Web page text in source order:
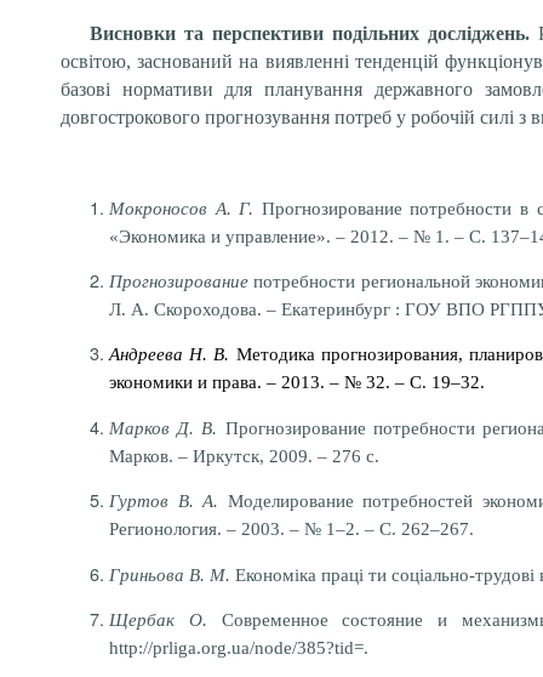
Висновки та перспективи подільних досліджень.
освітою, заснований на виявленні тенденцій
базові нормативи для планування державного
довгострокового прогнозування потреб у робочій силі
Мокроносов А. Г. Прогнозирование потребности
«Экономика и управление». – 2012. – № 1. – С.
Прогнозирование потребности региональной
Л. А. Скороходова. – Екатеринбург : ГОУ ВПО
Андреева Н. В. Методика прогнозирования,
экономики и права. – 2013. – № 32. – С. 19–32.
Марков Д. В. Прогнозирование потребности
Марков. – Иркутск, 2009. – 276 с.
Гуртов В. А. Моделирование потребностей
Регионология. – 2003. – № 1–2. – С. 262–267.
Гриньова В. М. Економіка праці ти соціально-
Щербак О. Современное состояние и
http://prliga.org.ua/node/385?tid=.